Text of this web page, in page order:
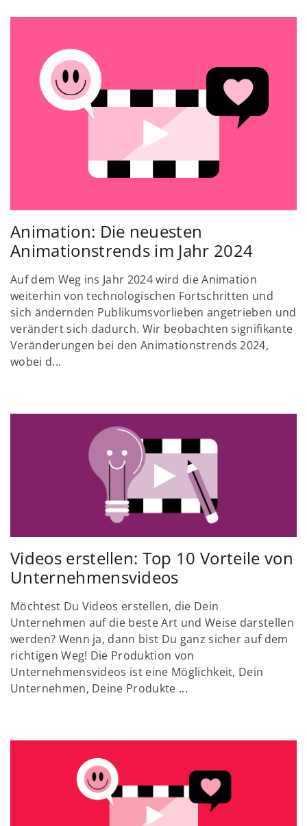
Animation: Die neuesten
Animationstrends im Jahr 2024
Auf dem Weg ins Jahr 2024 wird die Animation
weiterhin von technologischen Fortschritten und
sich ändernden Publikumsvorlieben angetrieben und
verändert sich dadurch. Wir beobachten signifikante
Veränderungen bei den Animationstrends 2024,
wobei d...
Videos erstellen: Top 10 Vorteile von
Unternehmensvideos
Möchtest Du Videos erstellen, die Dein
Unternehmen auf die beste Art und Weise darstellen
werden? Wenn ja, dann bist Du ganz sicher auf dem
richtigen Weg! Die Produktion von
Unternehmensvideos ist eine Möglichkeit, Dein
Unternehmen, Deine Produkte ...